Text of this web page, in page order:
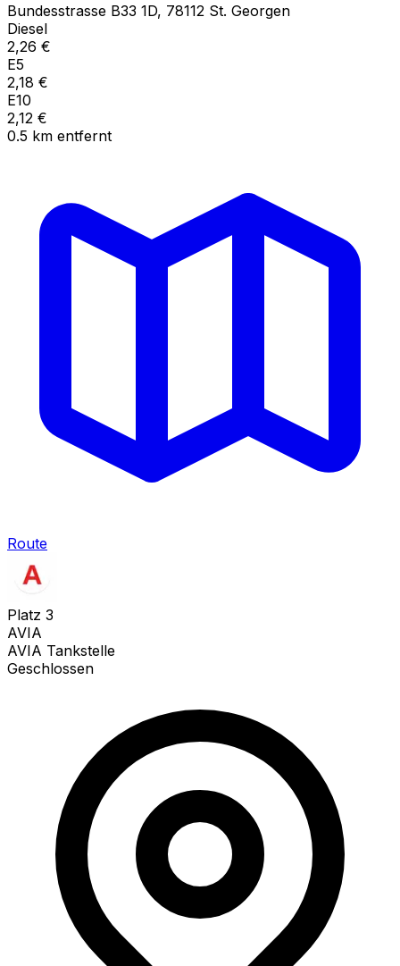
Bundesstrasse B33 1D, 78112 St. Georgen
Diesel
2,26 €
E5
2,18 €
E10
2,12 €
0.5 km entfernt
Route
Platz 3
AVIA
AVIA Tankstelle
Geschlossen